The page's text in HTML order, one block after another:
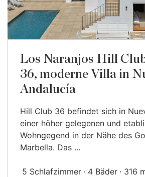
Los Naranjos Hill
36, moderne Villa in
Andalucía
Hill Club 36 befindet sich in
einer höher gelegenen und
Wohngegend in der Nähe des
Marbella. Das ...
5 Schlafzimmer 4 Bäder 316